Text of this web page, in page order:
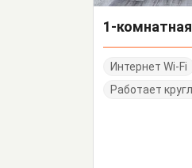
Интернет Wi-Fi
Работает